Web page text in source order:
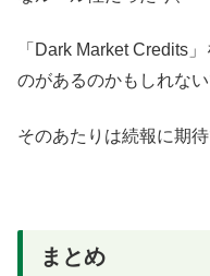
「Dark Market Credits
のがあるのかもしれない
そのあたりは続報に期待
まとめ